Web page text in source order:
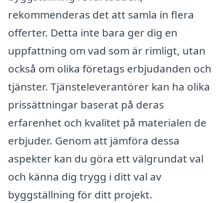
rekommenderas det att samla in flera
offerter. Detta inte bara ger dig en
uppfattning om vad som är rimligt, utan
också om olika företags erbjudanden och
tjänster. Tjänsteleverantörer kan ha olika
prissättningar baserat på deras
erfarenhet och kvalitet på materialen de
erbjuder. Genom att jämföra dessa
aspekter kan du göra ett välgrundat val
och känna dig trygg i ditt val av
byggställning för ditt projekt.